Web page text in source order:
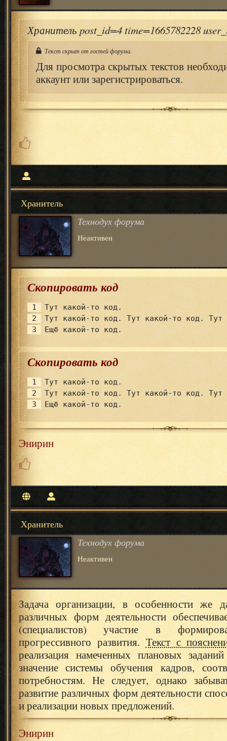
Хранитель post_id=4 time=1665782228
Текст скрыт от гостей форума.
Для просмотра скрытых текстов
аккаунт или зарегистрироваться.
Хранитель
Технодух форума
Неактивен
Скопировать код
Тут какой-то код.
Тут какой-то код. Тут какой-то код.
Ещё какой-то код.
Скопировать код
Тут какой-то код.
Тут какой-то код. Тут какой-то код.
Ещё какой-то код.
Энирин
Хранитель
Технодух форума
Неактивен
Задача организации, в особенности же
различных форм деятельности
(специалистов) участие в
прогрессивного развития. Текст с
реализация намеченных плановых
значение системы обучения кадров,
потребностям. Не следует, однако
развитие различных форм деятельности
и реализации новых предложений.
Энирин